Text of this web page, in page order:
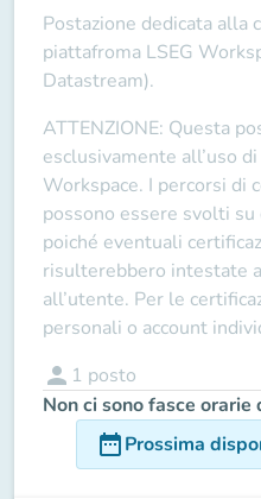
Postazione dedicata alla
piattafroma LSEG
Datastream).
ATTENZIONE: Questa
esclusivamente all’uso di
Workspace. I percorsi di
possono essere svolti
poiché eventuali
risulterebbero intestate
all’utente. Per le
personali o account
person 1 posto
Non ci sono fasce
date_rangeProssima